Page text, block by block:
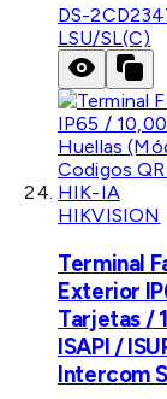
DS-
LSU/SL(C)
HIKVISION
Terminal
Exterior
Tarjetas /
ISAPI /
Intercom